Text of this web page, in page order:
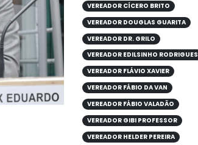
VEREADOR CÍCERO BRITO
VEREADOR DOUGLAS GUARITA
VEREADOR DR. GRILO
VEREADOR EDILSINHO RODRIGUES
VEREADOR FLÁVIO XAVIER
VEREADOR FÁBIO DA VAN
VEREADOR FÁBIO VALADÃO
VEREADOR GIBI PROFESSOR
VEREADOR HELDER PEREIRA